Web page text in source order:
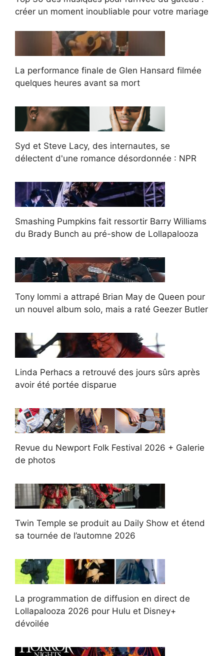
créer un moment inoubliable pour votre mariage
La performance finale de Glen Hansard filmée
quelques heures avant sa mort
Syd et Steve Lacy, des internautes, se
délectent d'une romance désordonnée : NPR
Smashing Pumpkins fait ressortir Barry Williams
du Brady Bunch au pré-show de Lollapalooza
Tony Iommi a attrapé Brian May de Queen pour
un nouvel album solo, mais a raté Geezer Butler
Linda Perhacs a retrouvé des jours sûrs après
avoir été portée disparue
Revue du Newport Folk Festival 2026 + Galerie
de photos
Twin Temple se produit au Daily Show et étend
sa tournée de l’automne 2026
La programmation de diffusion en direct de
Lollapalooza 2026 pour Hulu et Disney+
dévoilée